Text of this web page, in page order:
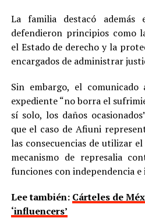
La familia destacó además
defendieron principios como
el Estado de derecho y la
encargados de administrar
Sin embargo, el
expediente “no borra el
sí solo, los daños
que el caso de Afiuni
las consecuencias de utilizar
mecanismo de represalia
funciones con independencia
Lee también: Cárteles de
‘influencers’